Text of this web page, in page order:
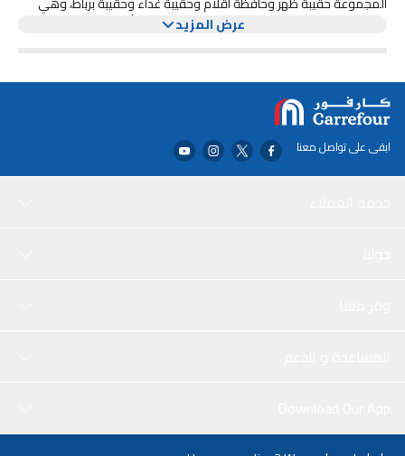
مثالية لجميع الضروريات اليومية.
تتميز حقيبة الظهر بتصميم مطبوع بطبعة لعبة غايم أوفر، مما يجعلها
سواء كنت متجهًا إلى المدرسة أو العمل أو قضاء يوم مع الأصدقاء، فإن
مجموعة حقائب الظهر المطبوعة بطبعة لعبة غايم أوفر من توريتو ستوفر
لك كل ما تحتاج إليه. حافظ على تفوقك مع هذه المجموعة متعددة
الاستخدامات والجذابة للنظر.
عرض المزيد
ابقى على تواصل معنا